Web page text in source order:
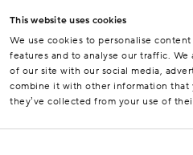
This website uses cookies
We use cookies to personalise
features and to analyse our traffic.
of our site with our social media,
combine it with other information that
they’ve collected from your use of